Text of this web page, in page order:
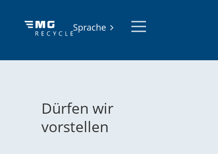
Sprache
Dürfen wir
vorstellen